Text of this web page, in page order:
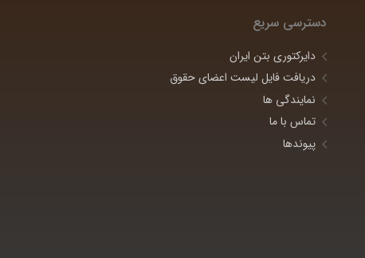
دسترسی سریع
دایرکتوری بتن ایران
دریافت فایل لیست اعضای حقوق
نمایندگی ها
تماس با ما
پیوندها